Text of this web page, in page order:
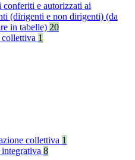
conferiti e autorizzati ai
(dirigenti e non dirigenti) (da
in tabelle) 20
1
collettiva 1
8